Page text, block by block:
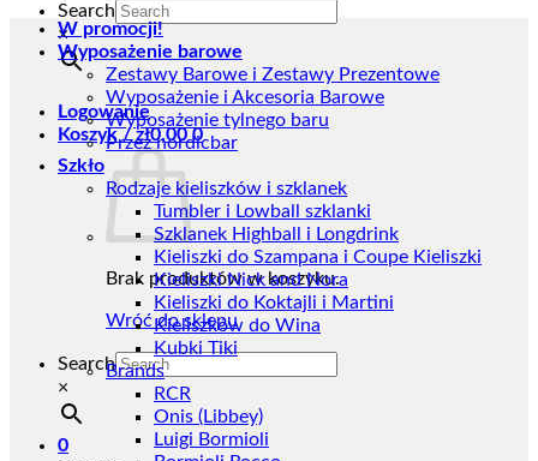
Search
×
Logowanie
Koszyk /zł0,00 0
Brak produktów w koszyku.
Wróć do sklepu
Search
×
0
W promocji!
Wyposażenie barowe
Zestawy Barowe i Zestawy Prezentowe
Wyposażenie i Akcesoria Barowe
Wyposażenie tylnego baru
Przez nordicbar
Szkło
Rodzaje kieliszków i szklanek
Tumbler i Lowball szklanki
Szklanek Highball i Longdrink
Kieliszki do Szampana i Coupe Kieliszki
Kieliszki Nick and Nora
Kieliszki do Koktajli i Martini
Kieliszków do Wina
Kubki Tiki
Brands
RCR
Onis (Libbey)
Luigi Bormioli